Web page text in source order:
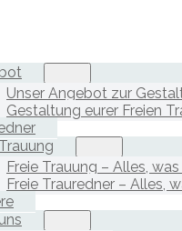
Unser Angebot zur
Gestaltung eurer Freien
Freie Trauung – Alles,
Freie Trauredner – Alles,